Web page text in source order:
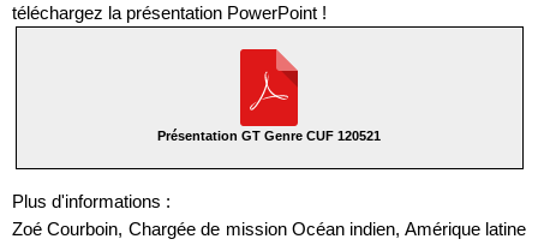
téléchargez la présentation PowerPoint !
Présentation GT Genre CUF 120521
Plus d'informations :
Zoé Courboin, Chargée de mission Océan indien, Amérique latine